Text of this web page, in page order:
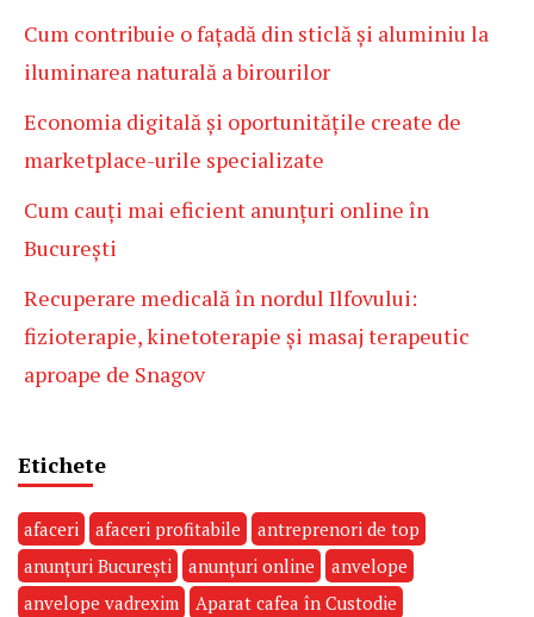
Cum contribuie o fațadă din sticlă și aluminiu la
iluminarea naturală a birourilor
Economia digitală și oportunitățile create de
marketplace-urile specializate
Cum cauți mai eficient anunțuri online în
București
Recuperare medicală în nordul Ilfovului:
fizioterapie, kinetoterapie și masaj terapeutic
aproape de Snagov
Etichete
afaceri afaceri profitabile
antreprenori de top
anunțuri București
anunțuri online
anvelope
anvelope vadrexim
Aparat cafea în Custodie